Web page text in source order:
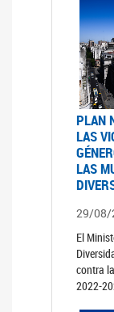
PLAN
LAS
LAS
29/08/
El
contra
2022-